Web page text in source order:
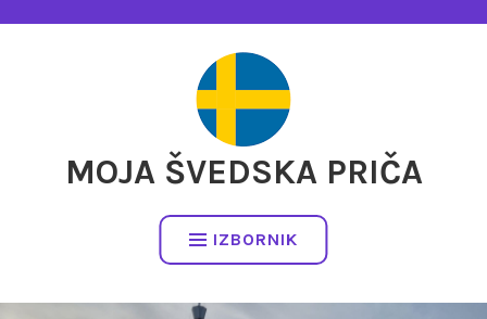
MOJA ŠVEDSKA PRIČA
IZBORNIK